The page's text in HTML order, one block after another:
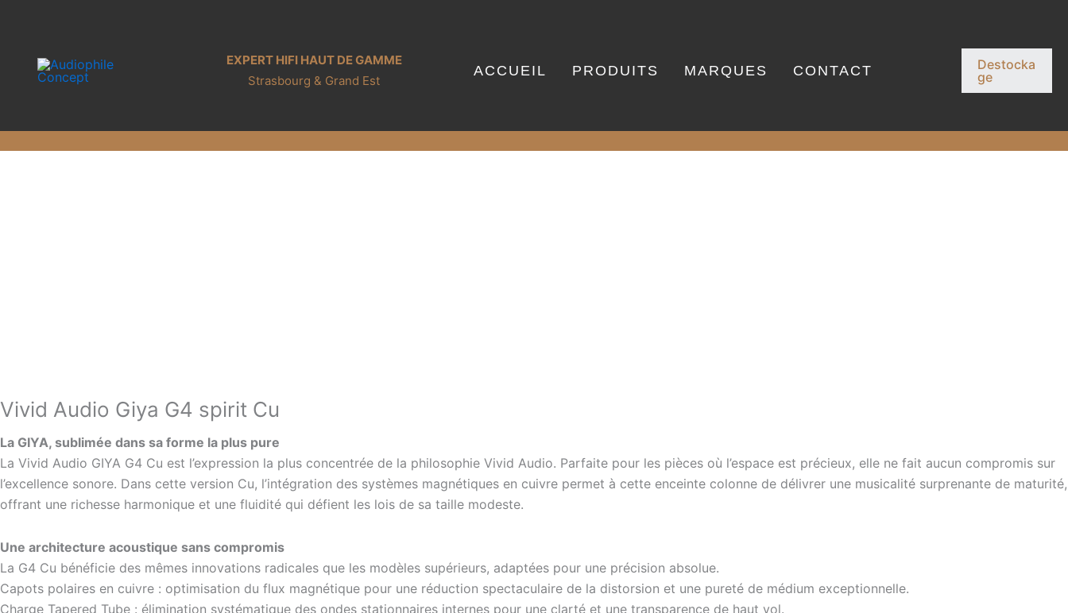
EXPERT HIFI HAUT DE GAMME
Strasbourg & Grand Est
ACCUEIL PRODUITS MARQUES CONTACT
Destocka
ge
Vivid Audio Giya G4 spirit Cu
La GIYA, sublimée dans sa forme la plus pure
La Vivid Audio GIYA G4 Cu est l’expression la plus concentrée de la philosophie Vivid Audio. Parfaite pour les pièces où l’espace est précieux, elle ne fait aucun compromis sur
l’excellence sonore. Dans cette version Cu, l’intégration des systèmes magnétiques en cuivre permet à cette enceinte colonne de délivrer une musicalité surprenante de maturité,
offrant une richesse harmonique et une fluidité qui défient les lois de sa taille modeste.
Une architecture acoustique sans compromis
La G4 Cu bénéficie des mêmes innovations radicales que les modèles supérieurs, adaptées pour une précision absolue.
Capots polaires en cuivre : optimisation du flux magnétique pour une réduction spectaculaire de la distorsion et une pureté de médium exceptionnelle.
Charge Tapered Tube : élimination systématique des ondes stationnaires internes pour une clarté et une transparence de haut vol.